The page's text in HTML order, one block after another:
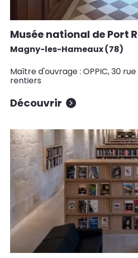
Musée national de Port
Magny-les-Hameaux (78)
Maître d'ouvrage : OPPIC, 30
rentiers
Découvrir